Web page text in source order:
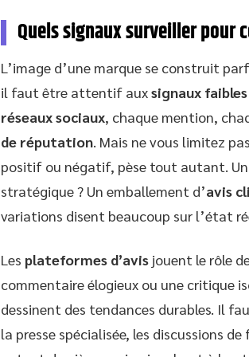
Quels signaux surveiller pour
L’image d’une marque se construit
il faut être attentif auxsignaux faibles
réseaux sociaux, chaque mention,
de réputation. Mais ne vous limitez
positif ou négatif, pèse tout autant.
stratégique ? Un emballement d’avis
variations disent beaucoup sur l’état
Les plateformes d’avis jouent le rôle
commentaire élogieux ou une critique
dessinent des tendances durables. Il
la presse spécialisée, les discussions